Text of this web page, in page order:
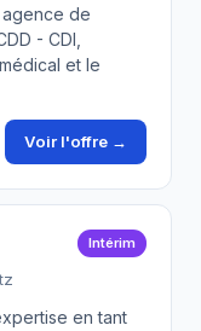
de
- CDI,
et le
Voir l'offre →
Intérim
en tant